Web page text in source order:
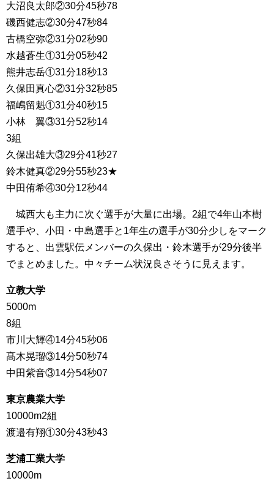
大沼良太郎②30分45秒78
磯西健志②30分47秒84
古橋空弥②31分02秒90
水越蒼生①31分05秒42
熊井志岳①31分18秒13
久保田真心②31分32秒85
福嶋留魁①31分40秒15
小林 翼③31分52秒14
3組
久保出雄大③29分41秒27
鈴木健真②29分55秒23★
中田侑希④30分12秒44
城西大も主力に次ぐ選手が大量に出場。2組で4年山本樹
選手や、小田・中島選手と1年生の選手が30分少しをマーク
すると、出雲駅伝メンバーの久保出・鈴木選手が29分後半
でまとめました。中々チーム状況良さそうに見えます。
立教大学
5000m
8組
市川大輝④14分45秒06
髙木晃瑠③14分50秒74
中田紫音③14分54秒07
東京農業大学
10000m2組
渡邉有翔①30分43秒43
芝浦工業大学
10000m